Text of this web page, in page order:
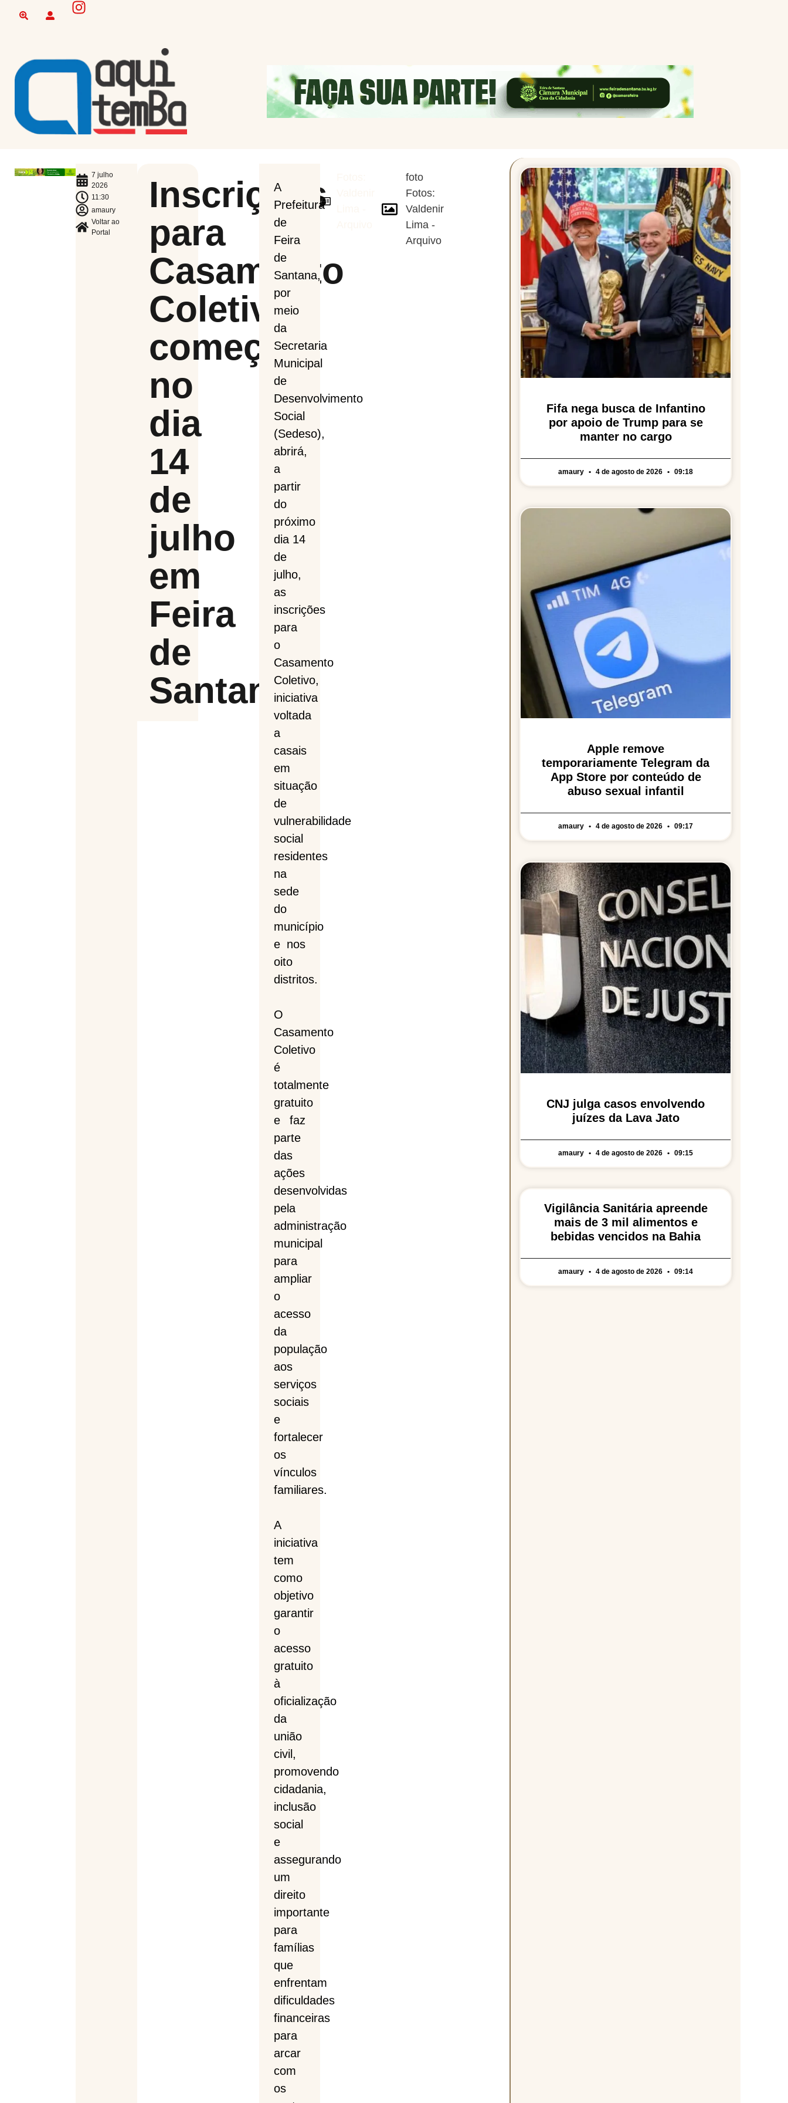
7 julho
2026
11:30
amaury
Voltar ao
Portal
Inscrições
para
Casamento
Coletivo
começam
no
dia
14
de
julho
em
Feira
de
Santana
A
Prefeitura
de
Feira
de
Santana,
por
meio
da
Secretaria
Municipal
de
Desenvolvimento
Social
(Sedeso),
abrirá,
a
partir
do
próximo
dia 14
de
julho,
as
inscrições
para
o
Casamento
Coletivo,
iniciativa
voltada
a
casais
em
situação
de
vulnerabilidade
social
residentes
na
sede
do
município
e nos
oito
distritos.
O
Casamento
Coletivo
é
totalmente
gratuito
e faz
parte
das
ações
desenvolvidas
pela
administração
municipal
para
ampliar
o
acesso
da
população
aos
serviços
sociais
e
fortalecer
os
vínculos
familiares.
A
iniciativa
tem
como
objetivo
garantir
o
acesso
gratuito
à
oficialização
da
união
civil,
promovendo
cidadania,
inclusão
social
e
assegurando
um
direito
importante
para
famílias
que
enfrentam
dificuldades
financeiras
para
arcar
com
os
foto
Fotos:
Valdenir
Lima -
Arquivo
Fifa nega busca de Infantino
por apoio de Trump para se
manter no cargo
amaury 4 de agosto de 2026 09:18
Apple remove
temporariamente Telegram da
App Store por conteúdo de
abuso sexual infantil
amaury 4 de agosto de 2026 09:17
CNJ julga casos envolvendo
juízes da Lava Jato
amaury 4 de agosto de 2026 09:15
Vigilância Sanitária apreende
mais de 3 mil alimentos e
bebidas vencidos na Bahia
amaury 4 de agosto de 2026 09:14